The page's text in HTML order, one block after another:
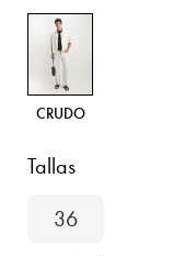
CRUDO
Tallas
36